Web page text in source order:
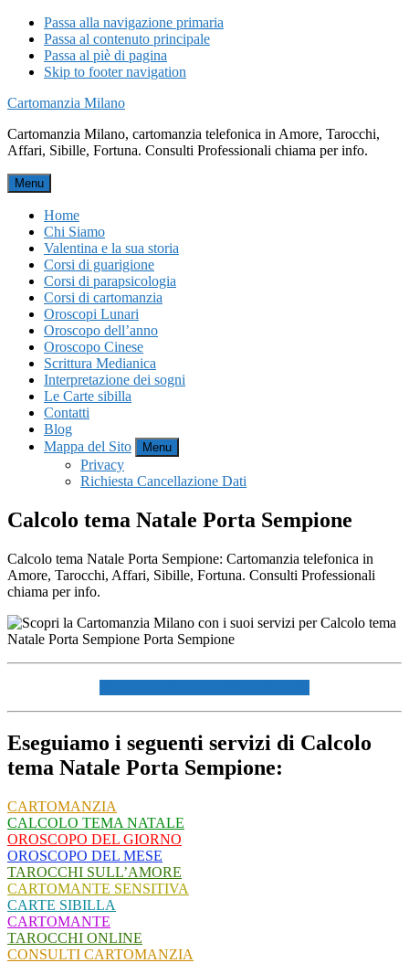
Passa alla navigazione primaria
Passa al contenuto principale
Passa al piè di pagina
Skip to footer navigation
Cartomanzia Milano
Cartomanzia Milano, cartomanzia telefonica in Amore, Tarocchi,
Affari, Sibille, Fortuna. Consulti Professionali chiama per info.
Menu
Home
Chi Siamo
Valentina e la sua storia
Corsi di guarigione
Corsi di parapsicologia
Corsi di cartomanzia
Oroscopi Lunari
Oroscopo dell’anno
Oroscopo Cinese
Scrittura Medianica
Interpretazione dei sogni
Le Carte sibilla
Contatti
Blog
Mappa del Sito
Menu
Privacy
Richiesta Cancellazione Dati
Calcolo tema Natale Porta Sempione
Calcolo tema Natale Porta Sempione: Cartomanzia telefonica in
Amore, Tarocchi, Affari, Sibille, Fortuna. Consulti Professionali
chiama per info.
Eseguiamo i seguenti servizi di Calcolo
tema Natale Porta Sempione:
CARTOMANZIA
CALCOLO TEMA NATALE
OROSCOPO DEL GIORNO
OROSCOPO DEL MESE
TAROCCHI SULL’AMORE
CARTOMANTE SENSITIVA
CARTE SIBILLA
CARTOMANTE
TAROCCHI ONLINE
CONSULTI CARTOMANZIA